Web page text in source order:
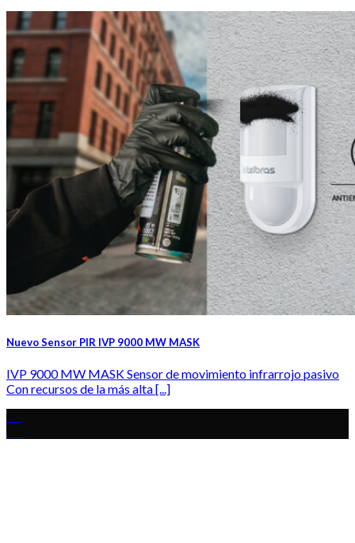
Nuevo Sensor PIR IVP 9000 MW MASK
IVP 9000 MW MASK Sensor de movimiento infrarrojo pasivo
Con recursos de la más alta [...]